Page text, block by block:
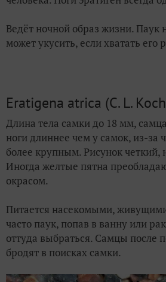
Ведёт ночной образ жизни. Паук
может укусить, если
Eratigena atrica (C. L.
Длина тела самки до 18 мм,
ноги длиннее чем у самок, из-за
более крупным. Рисунок
Иногда желтые пятна
окрасом.
Питается насекомыми,
часто паук, попав в ванну или
оттуда выбраться. Самцы после
бродят в поисках самки.